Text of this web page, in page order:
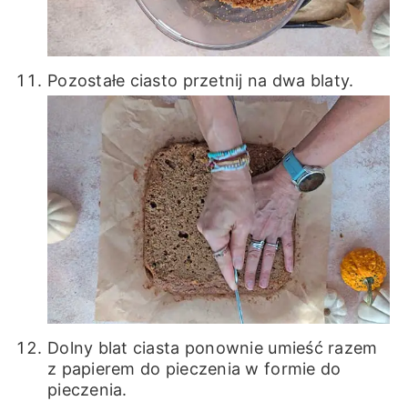
Pozostałe ciasto przetnij na dwa blaty.
Dolny blat ciasta ponownie umieść razem
z papierem do pieczenia w formie do
pieczenia.